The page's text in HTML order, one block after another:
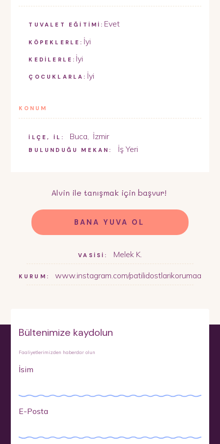
TUVALET EĞİTİMİ: Evet
KÖPEKLERLE: İyi
KEDİLERLE: İyi
ÇOCUKLARLA: İyi
KONUM
İLÇE, İL: Buca İzmir
BULUNDUĞU MEKAN: İş Yeri
Alvin ile tanışmak için başvur!
BANA YUVA OL
VASİSİ: Melek K.
KURUM: www.instagram.com/patilidostlarikorumaa
Bültenimize kaydolun
Faaliyetlerimizden haberdar olun
İsim
E-Posta